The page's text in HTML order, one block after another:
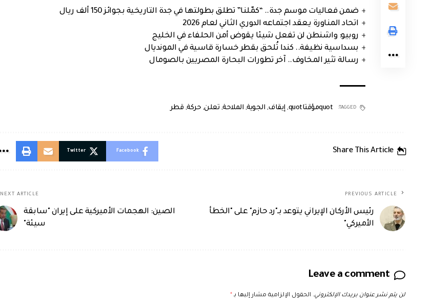
ضمن فعاليات موسم جدة.. “كمّلنا” تطلق بطولتها في جدة التاريخية بجوائز 150 ألف ريال
اتحاد المناورة يعقد اجتماعه الدوري الثاني لعام 2026
روبيو: واشنطن لن تفعل شيئا يقوض أمن الحلفاء في الخليج
بسداسية نظيفة.. كندا تُلحق بقطر خسارة قاسية في المونديال
رسالة تثير المخاوف.. آخر تطورات البحارة المصريين بالصومال
TAGGED: quotمؤقتاquot , إيقاف, الجوية, الملاحة, تعلن, حركة, قطر
Share This Article
Facebook
Twitter
PREVIOUS ARTICLE
رئيس الأركان الإيراني يتوعد بـ"رد حازم" على "الخطأ
الأميركي"
NEXT ARTICLE
الصين: الهجمات الأميركية على إيران "سابقة
سيئة"
Leave a comment
لن يتم نشر عنوان بريدك الإلكتروني. الحقول الإلزامية مشار إليها بـ*